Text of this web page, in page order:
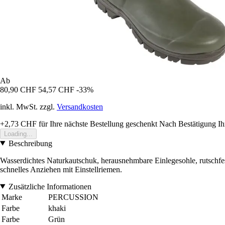
Ab
80,90 CHF 54,57 CHF -33%
inkl. MwSt. zzgl. Versandkosten
+2,73 CHF für Ihre nächste Bestellung geschenkt Nach Bestätigung
Loading...
Beschreibung
Wasserdichtes Naturkautschuk, herausnehmbare Einlegesohle,
schnelles Anziehen mit Einstellriemen.
Zusätzliche Informationen
Marke
PERCUSSION
Farbe
khaki
Farbe
Grün